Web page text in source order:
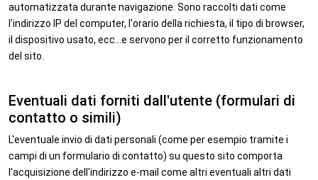
automatizzata durante navigazione. Sono raccolti dati come
l'indirizzo IP del computer, l'orario della richiesta, il tipo di browser,
il dispositivo usato, ecc...e servono per il corretto funzionamento
del sito.
Eventuali dati forniti dall'utente (formulari di
contatto o simili)
L'eventuale invio di dati personali (come per esempio tramite i
campi di un formulario di contatto) su questo sito comporta
l'acquisizione dell'indirizzo e-mail come altri eventuali altri dati